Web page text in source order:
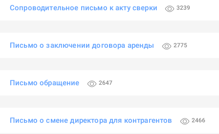
Сопроводительное письмо к акту сверки 3239
Письмо о заключении договора аренды 2775
Письмо обращение 2647
Письмо о смене директора для контрагентов 2466